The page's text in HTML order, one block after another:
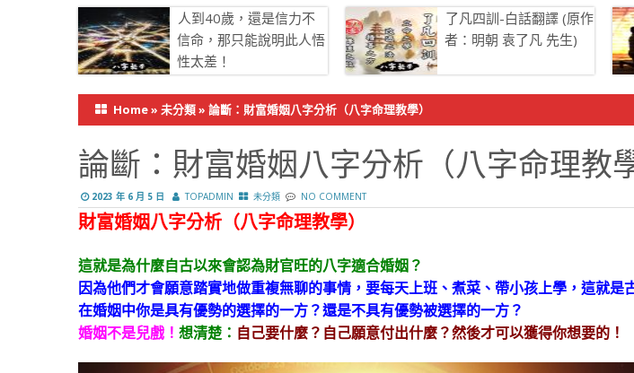
人到40歲，還是信力不
信命，那只能說明此人悟
性太差！
了凡四訓-白話翻譯 (原作
者：明朝 袁了凡 先生)
Home» 未分類» 論斷：財富婚姻八字分析（八字命理教學）
論斷：財富婚姻八字分析（八字命理教學
2023 年 6 月 5 日 TOPADMIN 未分類 NO COMMENT
財富婚姻八字分析（八字命理教學）
這就是為什麼自古以來會認為財官旺的八字適合婚姻？
因為他們才會願意踏實地做重複無聊的事情，要每天上班、煮菜、帶小孩上學，這就是
在婚姻中你是具有優勢的選擇的一方？還是不具有優勢被選擇的一方？
婚姻不是兒戲！ 想清楚： 自己要什麼？自己願意付出什麼？然後才可以獲得你想要的！